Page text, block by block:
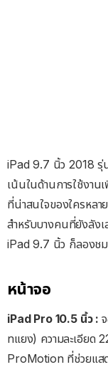
iPad 9.7 นิ้ว 2018 รุ่
เน้นในด้านการใช้งา
ที่น่าสนใจของใครหลา
สำหรับบางคนที่ยังลังเ
iPad 9.7 นิ้ว ก็ลองช
หน้าจอ
iPad Pro 10.5 นิ้ว :
ทแยง) ความละเอียด
ProMotion ที่ช่วยแส